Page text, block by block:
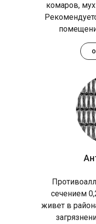
сечением
живет в
комаров,